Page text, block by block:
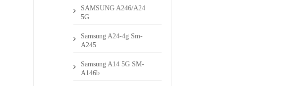
SAMSUNG A246/A24
5G
Samsung A24-4g Sm-
A245
Samsung A14 5G SM-
A146b